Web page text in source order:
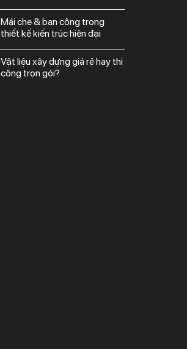
mái che & ban công trong
thiết kế kiến trúc hiện đại
vật liệu xây dựng giá rẻ hay thi
công trọn gói?